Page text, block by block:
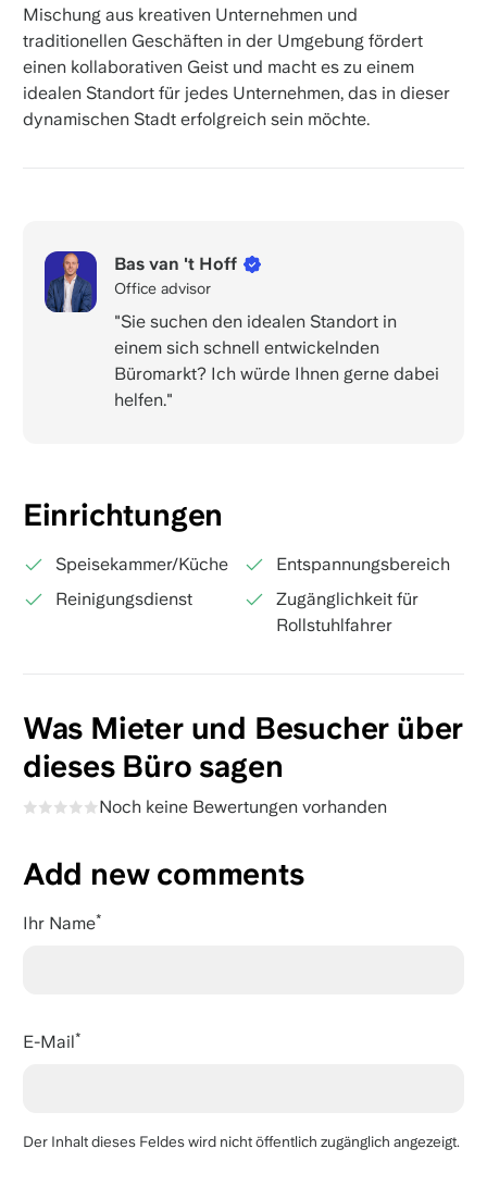
Mischung aus kreativen Unternehmen und
traditionellen Geschäften in der Umgebung fördert
einen kollaborativen Geist und macht es zu einem
idealen Standort für jedes Unternehmen, das in dieser
dynamischen Stadt erfolgreich sein möchte.
Bas van 't Hoff
Office advisor
"Sie suchen den idealen Standort in
einem sich schnell entwickelnden
Büromarkt? Ich würde Ihnen gerne dabei
helfen."
Einrichtungen
Speisekammer/Küche
Entspannungsbereich
Reinigungsdienst
Zugänglichkeit für
Rollstuhlfahrer
Was Mieter und Besucher über
dieses Büro sagen
Noch keine Bewertungen vorhanden
Add new comments
Ihr Name
E-Mail
Der Inhalt dieses Feldes wird nicht öffentlich zugänglich angezeigt.